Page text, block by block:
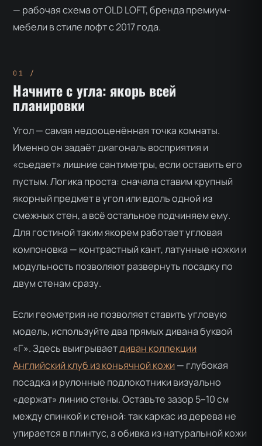
— рабочая схема от OLD LOFT, бренда премиум-
мебели в стиле лофт с 2017 года.
Начните с угла: якорь всей
планировки
Угол — самая недооценённая точка комнаты.
Именно он задаёт диагональ восприятия и
«съедает» лишние сантиметры, если оставить его
пустым. Логика проста: сначала ставим крупный
якорный предмет в угол или вдоль одной из
смежных стен, а всё остальное подчиняем ему.
Для гостиной таким якорем работает угловая
компоновка — контрастный кант, латунные ножки и
модульность позволяют развернуть посадку по
двум стенам сразу.
Если геометрия не позволяет ставить угловую
модель, используйте два прямых дивана буквой
«Г». Здесь выигрываетдиван коллекции
Английский клуб из коньячной кожи— глубокая
посадка и рулонные подлокотники визуально
«держат» линию стены. Оставьте зазор 5–10 см
между спинкой и стеной: так каркас из дерева не
упирается в плинтус, а обивка из натуральной кожи